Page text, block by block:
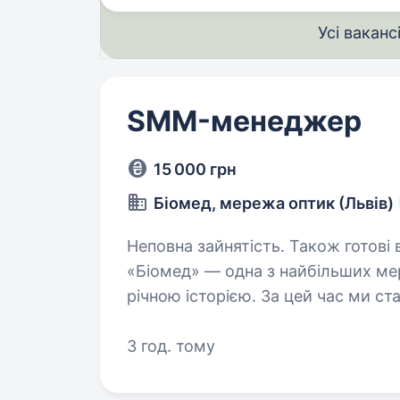
Усі
SMM-менеджер
15 000 грн
Біомед, мережа оптик (Львів)
Неповна зайнятість. Також
«Біомед» — одна з найбільших
річною історією. За цей час ми
3 год. тому